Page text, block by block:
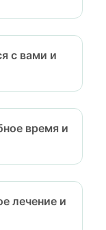
с вами и
время и
лечение и